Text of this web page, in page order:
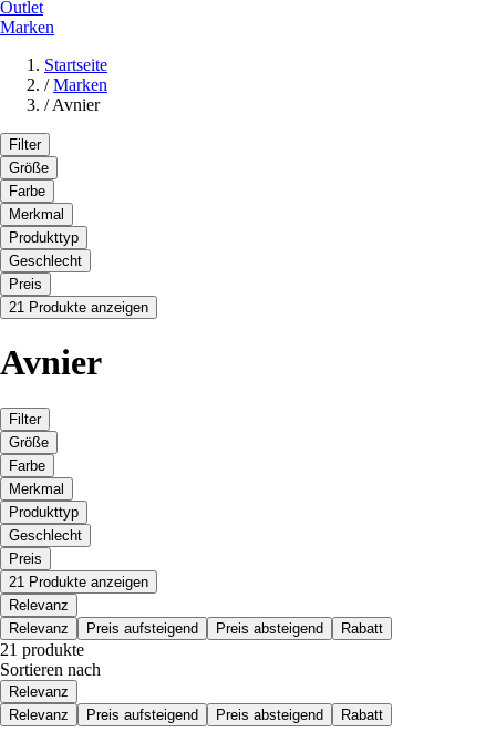
Outlet
Marken
Startseite
/ Marken
/ Avnier
Filter
Größe
Farbe
Merkmal
Produkttyp
Geschlecht
Preis
21 Produkte anzeigen
Avnier
Filter
Größe
Farbe
Merkmal
Produkttyp
Geschlecht
Preis
21 Produkte anzeigen
Relevanz
Relevanz
Preis aufsteigend Preis absteigend Rabatt
21 produkte
Sortieren nach
Relevanz
Relevanz
Preis aufsteigend Preis absteigend Rabatt